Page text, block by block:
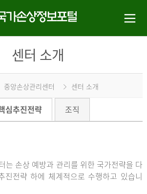
센터 소개
중앙손상관리센터 센터 소개
심추진전략 조직
는 손상 예방과 관리를 위한 국가전략을 다
진전략 하에 체계적으로 수행하고 있습니